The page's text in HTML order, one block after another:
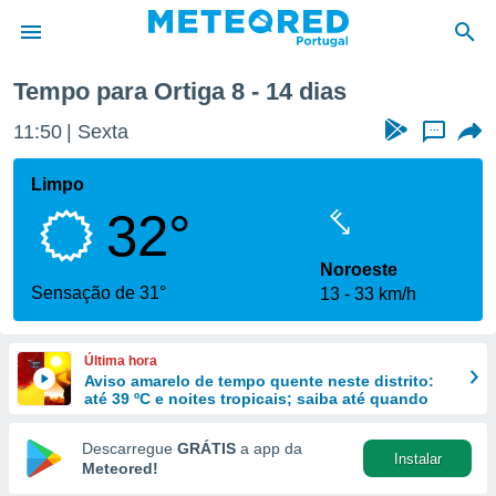
da
foi
fornecidas
a este
das
e
forma
digital
Tempo para Ortiga 8 - 14 dias
11:50 Sexta ...
Limpo
32°
Sensação de 31°
Noroeste
13
33 km/h
Última hora
Aviso amarelo de tempo quente neste distrito:
até 39 ºC e noites tropicais; saiba até quando
Descarregue GRÁTIS a app da
Meteored!
Instalar